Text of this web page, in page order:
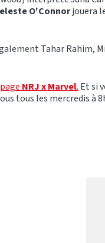
O'Connorjouera
Tahar Rahim,
NRJ x Marvel.Et si
tous les mercredis à